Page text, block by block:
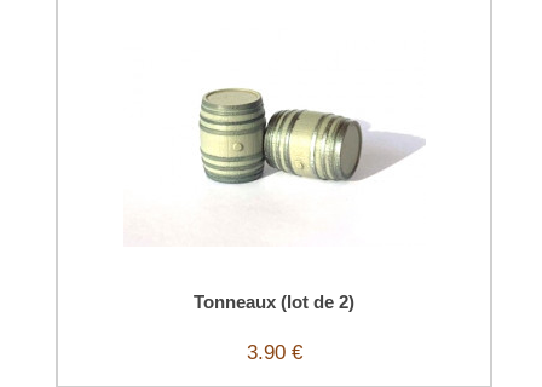
Tonneaux (lot de 2)
3.90 €